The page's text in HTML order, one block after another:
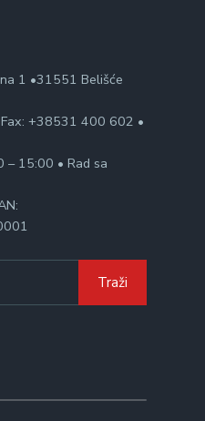
1 •31551 Belišće
+38531 400 602 •
– 15:00 • Rad sa
Traži